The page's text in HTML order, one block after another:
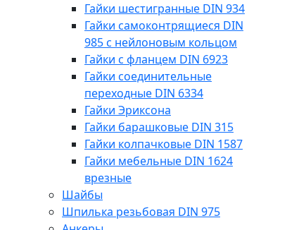
Гайки шестигранные DIN 934
Гайки самоконтрящиеся DIN
985 с нейлоновым кольцом
Гайки с фланцем DIN 6923
Гайки соединительные
переходные DIN 6334
Гайки Эриксона
Гайки барашковые DIN 315
Гайки колпачковые DIN 1587
Гайки мебельные DIN 1624
врезные
Шайбы
Шпилька резьбовая DIN 975